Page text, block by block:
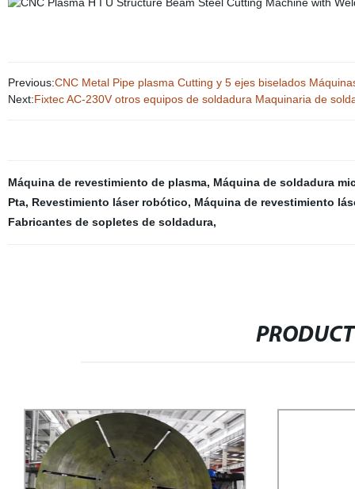
Previous:CNC Metal Pipe plasma Cutting y 5 ejes biselados
Next:Fixtec AC-230V otros equipos de soldadura Maquinaria de
Máquina de revestimiento de plasma, Máquina de soldadura
Pta, Revestimiento láser robótico, Máquina de revestimiento
Fabricantes de sopletes de soldadura,